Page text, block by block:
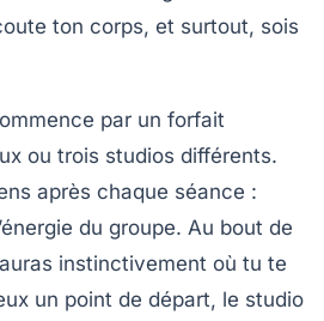
ton corps, et surtout, sois
par un forfait
ou trois studios différents.
après chaque séance :
du groupe. Au bout de
instinctivement où tu te
un point de départ, le studio